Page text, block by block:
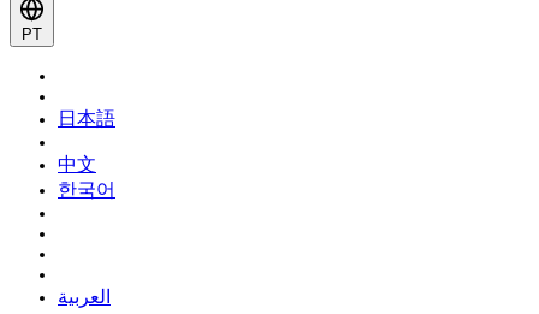
PT
日本語
中文
한국어
العربية